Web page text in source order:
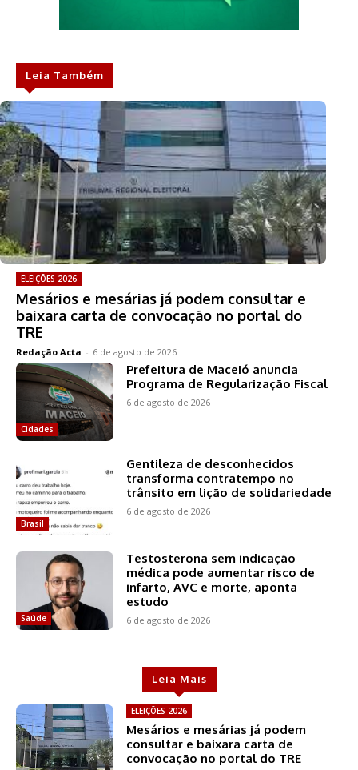
Leia Também
ELEIÇÕES 2026
Mesários e mesárias já podem consultar e
baixara carta de convocação no portal do
TRE
Redação Acta - 6 de agosto de 2026
Cidades
Prefeitura de Maceió anuncia
Programa de Regularização Fiscal
6 de agosto de 2026
Brasil
Gentileza de desconhecidos
transforma contratempo no
trânsito em lição de solidariedade
6 de agosto de 2026
Saúde
Testosterona sem indicação
médica pode aumentar risco de
infarto, AVC e morte, aponta
estudo
6 de agosto de 2026
Leia Mais
ELEIÇÕES 2026
Mesários e mesárias já podem
consultar e baixara carta de
convocação no portal do TRE